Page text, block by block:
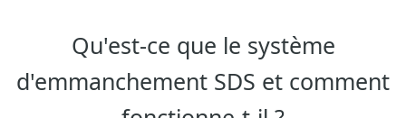
Qu'est-ce que le système
d'emmanchement SDS et comment